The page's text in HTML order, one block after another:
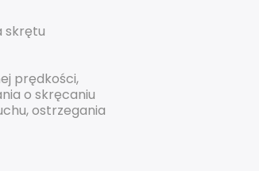
skrętu
prędkości,
o skręcaniu
,ostrzegania